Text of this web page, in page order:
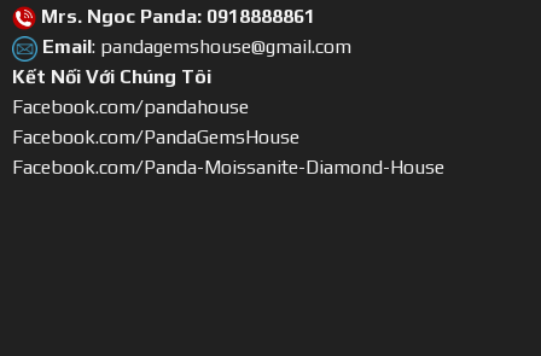
Mrs. Ngoc Panda: 0918888861
Email: pandagemshouse@gmail.com
Kết Nối Với Chúng Tôi
Facebook.com/pandahouse
Facebook.com/PandaGemsHouse
Facebook.com/Panda-Moissanite-Diamond-House